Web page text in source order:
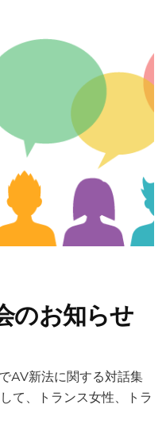
のお知らせ
AV新法に関する対話集
て、トランス女性、トラ